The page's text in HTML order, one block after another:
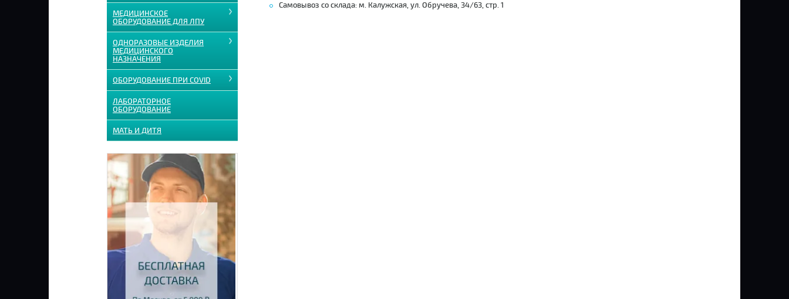
МЕДИЦИНСКОЕ
ОБОРУДОВАНИЕ ДЛЯ ЛПУ
ОДНОРАЗОВЫЕ ИЗДЕЛИЯ
МЕДИЦИНСКОГО
НАЗНАЧЕНИЯ
ОБОРУДОВАНИЕ ПРИ COVID
ЛАБОРАТОРНОЕ
ОБОРУДОВАНИЕ
МАТЬ И ДИТЯ
Самовывоз со склада: м. Калужская, ул. Обручева, 34/63, стр. 1